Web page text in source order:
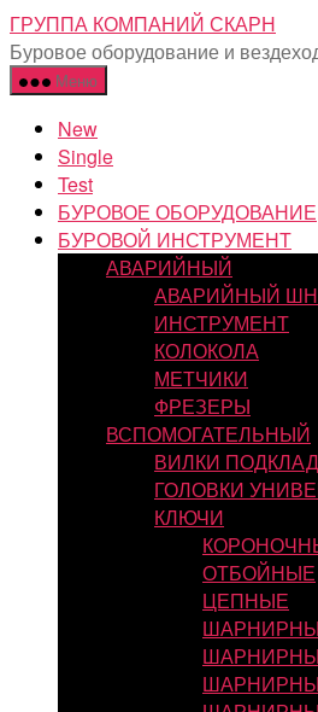
Перейти
к
содержимому
ГРУППА КОМПАНИЙ СКАРН
Буровое оборудование и
Меню
New
Single
Test
БУРОВОЕ ОБОРУДОВАНИЕ
БУРОВОЙ ИНСТРУМЕНТ
АВАРИЙНЫЙ
АВАРИЙНЫЙ
ИНСТРУМЕНТ
КОЛОКОЛА
МЕТЧИКИ
ФРЕЗЕРЫ
ВСПОМОГАТЕЛЬНЫЙ
ВИЛКИ
ГОЛОВКИ
КЛЮЧИ
ОТБОЙНЫЕ
ЦЕПНЫЕ